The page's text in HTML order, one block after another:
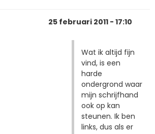
25 februari 2011 - 17:10
Wat ik altijd fijn
vind, is een
harde
ondergrond waar
mijn schrijfhand
ook op kan
steunen. Ik ben
links, dus als er